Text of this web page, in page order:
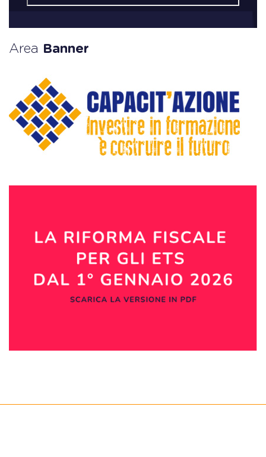
Area Banner